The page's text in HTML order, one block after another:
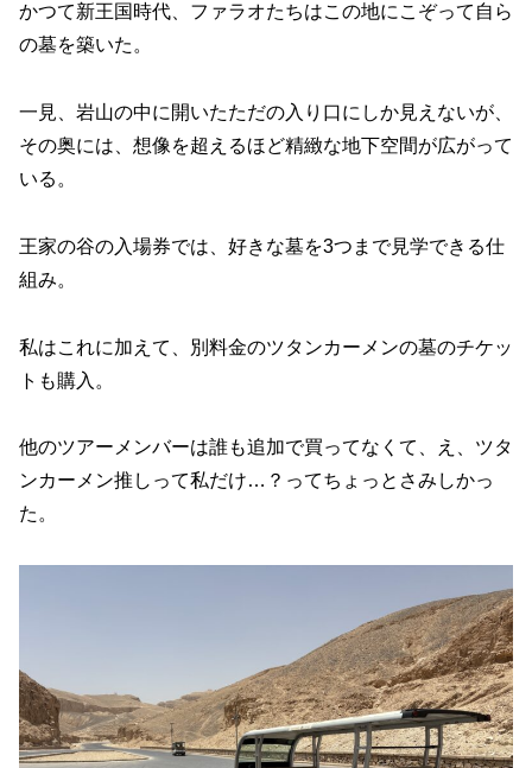
かつて新王国時代、ファラオたちはこの地にこぞって自ら
の墓を築いた。
一見、岩山の中に開いたただの入り口にしか見えないが、
その奥には、想像を超えるほど精緻な地下空間が広がって
いる。
王家の谷の入場券では、好きな墓を3つまで見学できる仕
組み。
私はこれに加えて、別料金のツタンカーメンの墓のチケッ
トも購入。
他のツアーメンバーは誰も追加で買ってなくて、え、ツタ
ンカーメン推しって私だけ…？ってちょっとさみしかっ
た。